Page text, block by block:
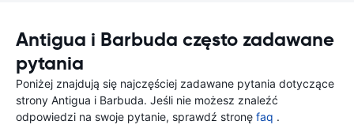
Antigua i Barbuda często zadawane
pytania
Poniżej znajdują się najczęściej zadawane pytania dotyczące
strony Antigua i Barbuda. Jeśli nie możesz znaleźć
odpowiedzi na swoje pytanie, sprawdź stronę faq .